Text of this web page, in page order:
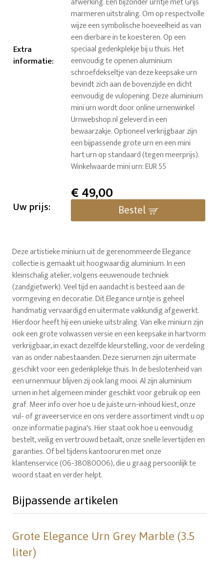
Extra
informatie:
marmeren uitstraling. Om op respectvolle
wijze een symbolische hoeveelheid as van
een dierbare in te koesteren. Op een
speciaal gedenkplekje bij u thuis. Het
eenvoudig te openen aluminium
schroefdekseltje van deze keepsake urn
bevindt zich aan de bovenzijde en dicht
eenvoudig de vulopening. Deze aluminium
mini urn wordt door online urnenwinkel
Urnwebshop.nl geleverd in een
bewaarzakje. Optioneel verkrijgbaar zijn
een bijpassende grote urn en een mini
hart urn op standaard (tegen meerprijs).
Winkelwaarde mini urn: EUR 55
Uw prijs:
€49,00
Bestel
Deze artistieke miniurn uit de gerenommeerde Elegance
collectie is gemaakt uit hoogwaardig aluminium. In een
kleinschalig atelier, volgens eeuwenoude techniek
(zandgietwerk). Veel tijd en aandacht is besteed aan de
vormgeving en decoratie. Dit Elegance urntje is geheel
handmatig vervaardigd en uitermate vakkundig afgewerkt.
Hierdoor heeft hij een unieke uitstraling. Van elke miniurn zijn
ook een grote volwassen versie en een keepsake in hartvorm
verkrijgbaar, in exact dezelfde kleurstelling, voor de verdeling
van as onder nabestaanden. Deze sierurnen zijn uitermate
geschikt voor een gedenkplekje thuis. In de beslotenheid van
een urnenmuur blijven zij ook lang mooi. Al zijn aluminium
urnen in het algemeen minder geschikt voor gebruik op een
graf. Meer info over hoe u de juiste urn-inhoud kiest, onze
vul- of graveerservice en ons verdere assortiment vindt u op
onze informatie pagina's. Hier staat ook hoe u eenvoudig
bestelt, veilig en vertrouwd betaalt, onze snelle levertijden en
garanties. Of bel tijdens kantooruren met onze
klantenservice (06-38080006), die u graag persoonlijk te
woord staat en verder helpt.
Bijpassende artikelen
Grote Elegance Urn Grey Marble (3.5
liter)